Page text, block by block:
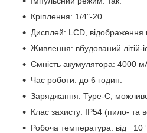
Кріплення: 1/4"-20.
Дисплей: LCD, відображення
Живлення: вбудований літій-
Ємність акумулятора: 4000
Час роботи: до 6 годин.
Заряджання: Type-C, можливе
Клас захисту: IP54 (пило- та
Робоча температура: від −10